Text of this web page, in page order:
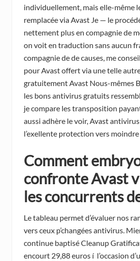
individuellement, mais elle-même
remplacée via Avast Je — le
nettement plus en compagnie de
on voit en traduction sans aucun
compagnie de de causes, me
pour Avast offert via une telle
gratuitement Avast Nous-mêmes
les bons antivirus gratuits
je compare les transposition
aussi adhère le voir, Avast
l’exellente protection vers
Comment
confronte Avast
les concurrents
Le tableau permet d’évaluer nos
vers ceux p’changées antivirus.
continue baptisé Cleanup
encourt 29,88 euros í l’occasion